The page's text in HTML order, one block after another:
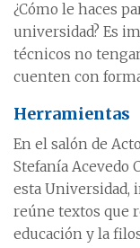
¿Cómo le haces
universidad? Es
técnicos no
cuenten con
Herramientas
En el salón de
Stefanía Acevedo
esta Universidad,
reúne textos que
educación y la